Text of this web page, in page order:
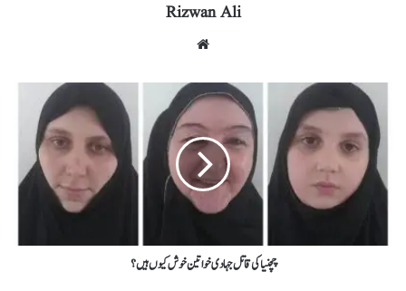
Rizwan Ali
چچنیا کی قاتل جہادی خواتین خوش کیوں ہیں؟